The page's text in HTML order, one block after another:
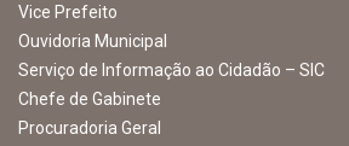
Vice Prefeito
Ouvidoria Municipal
Serviço de Informação ao Cidadão – SIC
Chefe de Gabinete
Procuradoria Geral